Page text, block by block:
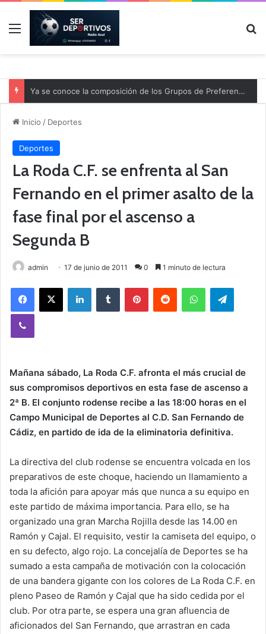
Menú
Ya se conoce la composición de los Grupos de Preferente y el calendario
Inicio / Deportes
Deportes
La Roda C.F. se enfrenta al San
Fernando en el primer asalto de la
fase final por el ascenso a
Segunda B
admin 17 de junio de 2011 0 1 minuto de lectura
Mañana sábado, La Roda C.F. afronta el más crucial de
sus compromisos deportivos en esta fase de ascenso a
2ª B. El conjunto rodense recibe a las 18:00 horas en el
Campo Municipal de Deportes al C.D. San Fernando de
Cádiz, en partido de ida de la eliminatoria definitiva.
La directiva del club rodense se encuentra volcada en los
preparativos de este choque, haciendo un llamamiento a
toda la afición para apoyar más que nunca a su equipo en
este partido de máxima importancia. Para ello, se ha
organizado una gran Marcha Rojilla desde las 14.00 en
Ramón y Cajal. El requisito, vestir la camiseta del equipo, o
en su defecto, algo rojo. La concejalía de Deportes se ha
sumado a esta campaña de motivación con la colocación
de una bandera gigante con los colores de La Roda C.F. en
pleno Paseo de Ramón y Cajal que ha sido cedida por el
club. Por otra parte, se espera una gran afluencia de
aficionados del San Fernando, que arrastran en cada